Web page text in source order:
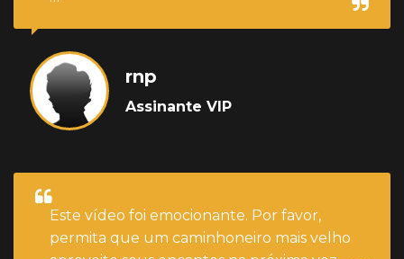
rnp
Assinante VIP
Este vídeo foi emocionante. Por favor,
permita que um caminhoneiro mais velho